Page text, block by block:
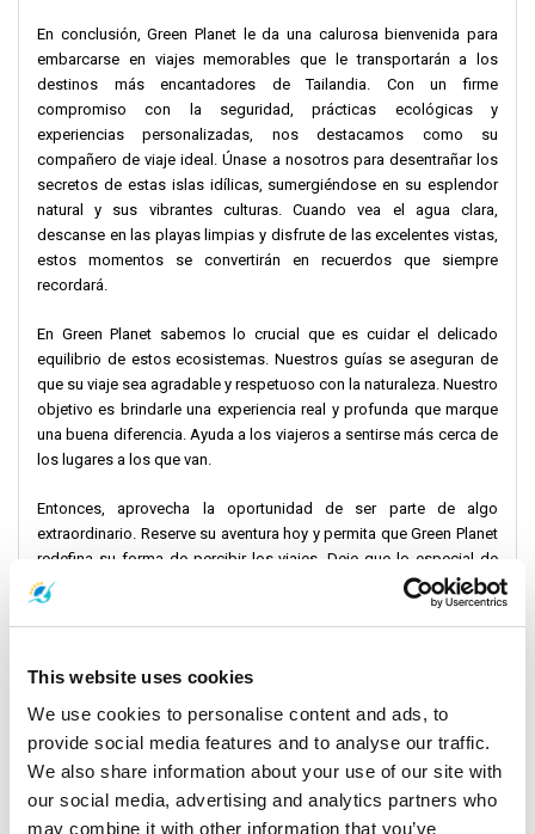
This website uses cookies
We use cookies to personalise content and ads, to
provide social media features and to analyse our traffic.
We also share information about your use of our site with
our social media, advertising and analytics partners who
may combine it with other information that you’ve
En conclusión, Green Planet le da una calurosa bienvenida para
embarcarse en viajes memorables que le transportarán a los
destinos más encantadores de Tailandia. Con un firme
compromiso con la seguridad, prácticas ecológicas y
experiencias personalizadas, nos destacamos como su
compañero de viaje ideal. Únase a nosotros para desentrañar los
secretos de estas islas idílicas, sumergiéndose en su esplendor
natural y sus vibrantes culturas. Cuando vea el agua clara,
descanse en las playas limpias y disfrute de las excelentes vistas,
estos momentos se convertirán en recuerdos que siempre
recordará.
En Green Planet sabemos lo crucial que es cuidar el delicado
equilibrio de estos ecosistemas. Nuestros guías se aseguran de
que su viaje sea agradable y respetuoso con la naturaleza. Nuestro
objetivo es brindarle una experiencia real y profunda que marque
una buena diferencia. Ayuda a los viajeros a sentirse más cerca de
los lugares a los que van.
Entonces, aprovecha la oportunidad de ser parte de algo
extraordinario. Reserve su aventura hoy y permita que Green Planet
redefina su forma de percibir los viajes. Deje que lo especial de
estos lugares lo sorprenda y le brinde recuerdos que le encantarán
incluso después de su viaje.